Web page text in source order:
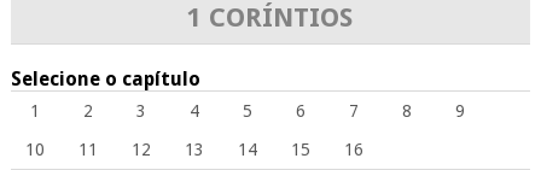
1 CORÍNTIOS
Selecione o capítulo
1 2 3 4 5 6 7 8
9
10
11 12 13 14 15 16